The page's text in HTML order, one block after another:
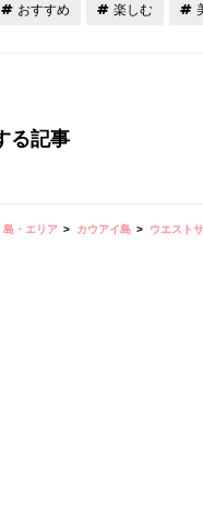
おすすめ 楽しむ
る記事
島・エリア カウアイ島 ウエスト